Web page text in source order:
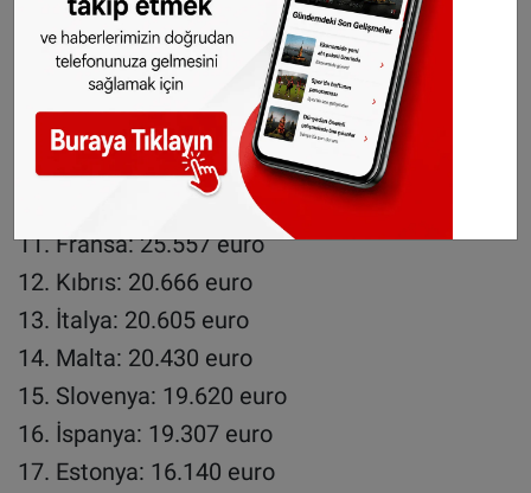
İrlanda: 33.013 euro
Hollanda: 31.981 euro
Belçika: 30.392 euro
Finlandiya: 28.693 euro
Almanya: 27.619 euro
İsveç: 26.915 euro
Fransa: 25.557 euro
Kıbrıs: 20.666 euro
İtalya: 20.605 euro
Malta: 20.430 euro
Slovenya: 19.620 euro
İspanya: 19.307 euro
Estonya: 16.140 euro